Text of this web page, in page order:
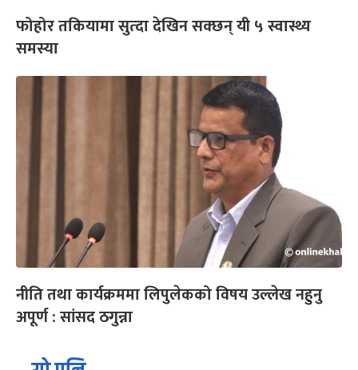
फोहोर तकियामा सुत्दा देखिन सक्छन् यी ५ स्वास्थ्य
समस्या
नीति तथा कार्यक्रममा लिपुलेकको विषय उल्लेख नहुनु
अपूर्ण : सांसद ठगुन्ना